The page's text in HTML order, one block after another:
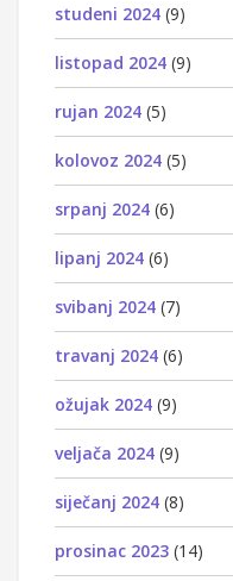
studeni 2024 (9)
listopad 2024 (9)
rujan 2024 (5)
kolovoz 2024 (5)
srpanj 2024 (6)
lipanj 2024 (6)
svibanj 2024 (7)
travanj 2024 (6)
ožujak 2024 (9)
veljača 2024 (9)
siječanj 2024 (8)
prosinac 2023 (14)